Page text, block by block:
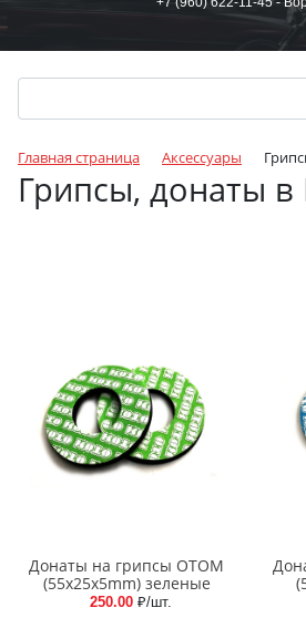
Главная страница Аксессуары
Грипсы, донаты в
Донаты на грипсы ОТОМ
(55x25x5mm) зеленые
250.00 ₽/шт.